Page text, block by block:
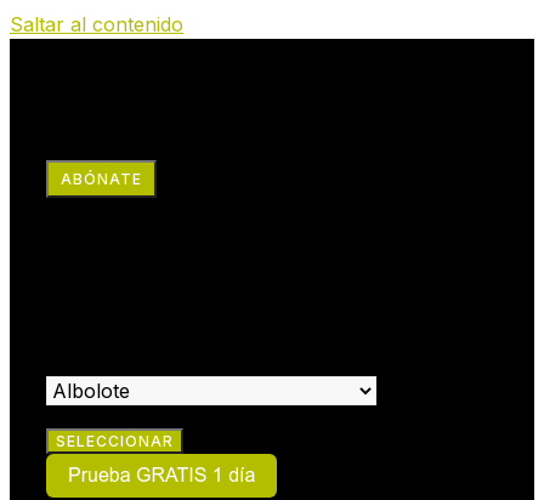
Saltar al contenido
ABÓNATE